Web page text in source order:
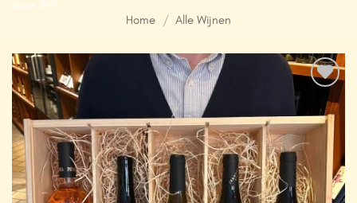
since 1991
Home / Alle Wijnen
Add to
Wishlist